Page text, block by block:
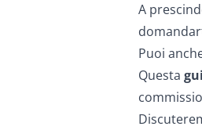
A
Puoi
Questa